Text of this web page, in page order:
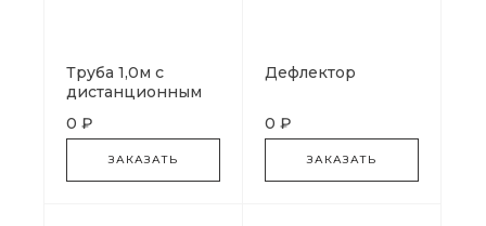
Труба 1,0м с
дистанционным
0 ₽
ЗАКАЗАТЬ
Дефлектор
0 ₽
ЗАКАЗАТЬ